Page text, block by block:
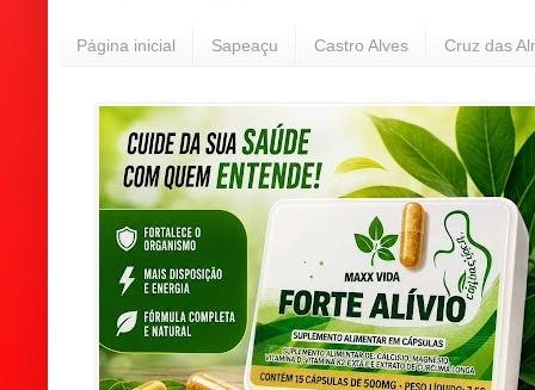
Página inicial Sapeaçu Castro Alves Cruz das